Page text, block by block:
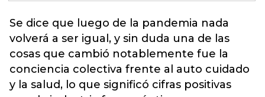
Se dice que luego de la pandemia nada
volverá a ser igual, y sin duda una de las
cosas que cambió notablemente fue la
conciencia colectiva frente al auto cuidado
y la salud, lo que significó cifras positivas